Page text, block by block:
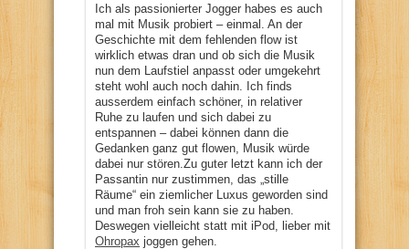
Ich als passionierter Jogger habes es auch
mal mit Musik probiert – einmal. An der
Geschichte mit dem fehlenden flow ist
wirklich etwas dran und ob sich die Musik
nun dem Laufstiel anpasst oder umgekehrt
steht wohl auch noch dahin. Ich finds
ausserdem einfach schöner, in relativer
Ruhe zu laufen und sich dabei zu
entspannen – dabei können dann die
Gedanken ganz gut flowen, Musik würde
dabei nur stören.Zu guter letzt kann ich der
Passantin nur zustimmen, das „stille
Räume“ ein ziemlicher Luxus geworden sind
und man froh sein kann sie zu haben.
Deswegen vielleicht statt mit iPod, lieber mit
Ohropax joggen gehen.